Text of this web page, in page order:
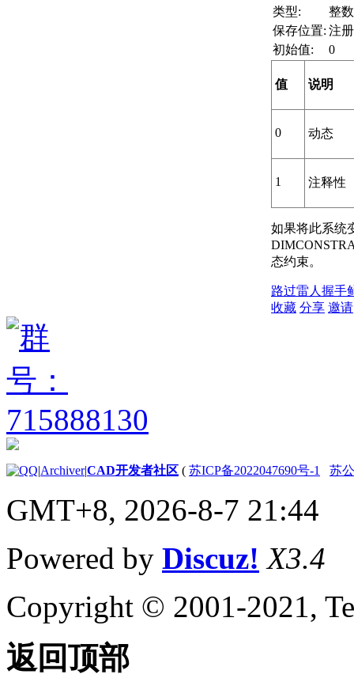
类型:
整数
保存位置: 注
初始值:
0
值 说明
0 动态
1 注释性
如果将此系统
态约束。
路过雷人 握手
收藏 分享 邀请
|Archiver|CAD开发者社区 ( 苏ICP备2022047690号-1 苏
GMT+8, 2026-8-7 21:44
Powered by Discuz! X3.4
Copyright © 2001-2021,
返回顶部